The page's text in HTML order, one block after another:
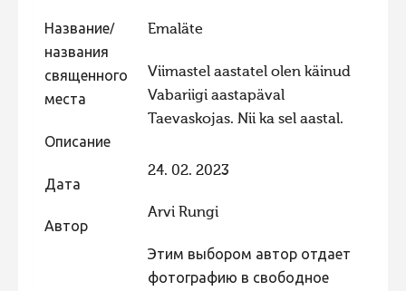
Фотоконкурс 2013
Фотоконкурс 2012
Фотоконкурс 2011
Фотоконкурс 2010
Фотоконкурс 2008
Название/
названия
священного
места
Emaläte
Описание
Viimastel aastatel olen käinud
Vabariigi aastapäval
Taevaskojas. Nii ka sel aastal.
Дата
24. 02. 2023
Автор
Arvi Rungi
Этим выбором автор отдает
фотографию в свободное